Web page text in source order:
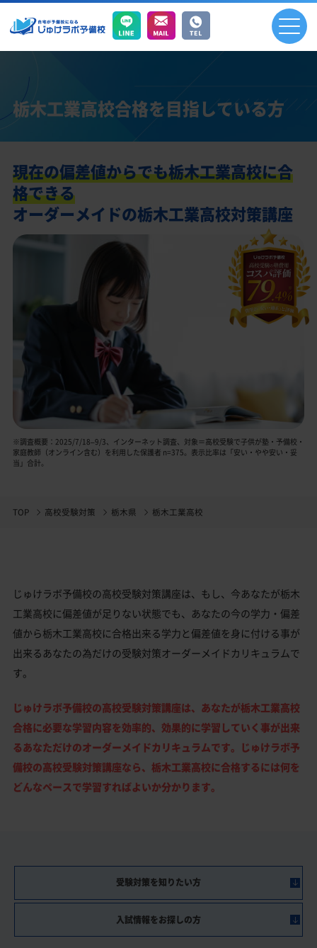
栃木工業高校合格を目指している方
現在の偏差値からでも栃木工業高校に合
格できる
オーダーメイドの栃木工業高校対策講座
※調査概要：2025/7/18–9/3、インターネット調査、対象＝高校受験で子供が塾・予備校・
家庭教師（オンライン含む）を利用した保護者 n=375。表示比率は「安い・やや安い・妥
当」合計。
TOP 高校受験対策 栃木県 栃木工業高校
じゅけラボ予備校の高校受験対策講座は、もし、今あなたが栃木
工業高校に偏差値が足りない状態でも、あなたの今の学力・偏差
値から栃木工業高校に合格出来る学力と偏差値を身に付ける事が
出来るあなたの為だけの受験対策オーダーメイドカリキュラムで
す。
じゅけラボ予備校の高校受験対策講座は、あなたが栃木工業高校
合格に必要な学習内容を効率的、効果的に学習していく事が出来
るあなただけのオーダーメイドカリキュラムです。じゅけラボ予
備校の高校受験対策講座なら、栃木工業高校に合格するには何を
どんなペースで学習すればよいか分かります。
受験対策を知りたい方
入試情報をお探しの方